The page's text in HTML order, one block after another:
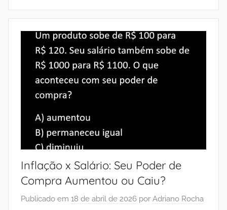
Inflação x Salário: Seu Poder de
Compra Aumentou ou Caiu?
Publicado em 18 de abril de 2026 por Adriano Rocha